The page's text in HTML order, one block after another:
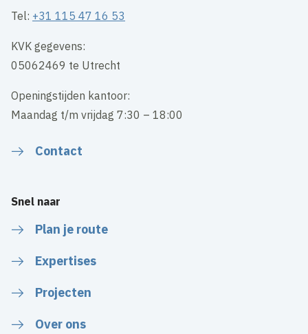
Tel: +31 115 47 16 53
KVK gegevens:
05062469 te Utrecht
Openingstijden kantoor:
Maandag t/m vrijdag 7:30 – 18:00
Contact
Snel naar
Plan je route
Expertises
Projecten
Over ons